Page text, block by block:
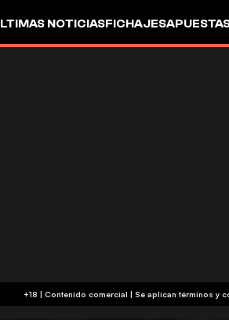
NOTICIASFICHAJES
+18 | Contenido comercial | Se